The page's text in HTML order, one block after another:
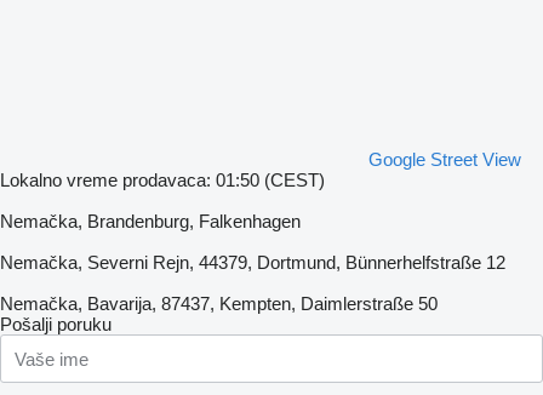
Google Street View
Lokalno vreme prodavaca: 01:50 (CEST)
Nemačka, Brandenburg, Falkenhagen
Nemačka, Severni Rejn, 44379, Dortmund, Bünnerhelfstraße 12
Nemačka, Bavarija, 87437, Kempten, Daimlerstraße 50
Pošalji poruku